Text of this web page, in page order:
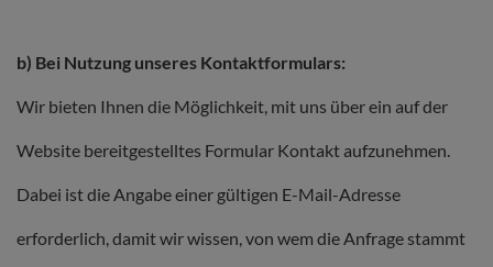
b) Bei Nutzung unseres Kontaktformulars:
Wir bieten Ihnen die Möglichkeit, mit uns über ein auf der
Website bereitgestelltes Formular Kontakt aufzunehmen.
Dabei ist die Angabe einer gültigen E-Mail-Adresse
erforderlich, damit wir wissen, von wem die Anfrage stammt